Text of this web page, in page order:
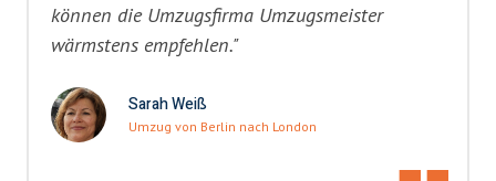
können die Umzugsfirma Umzugsmeister
wärmstens empfehlen."
Sarah Weiß
Umzug von Berlin nach London